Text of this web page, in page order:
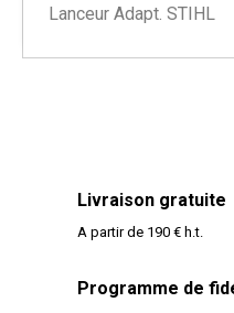
Lanceur Adapt. STIHL
Livraison gratuite
A partir de 190 € h.t.
Programme de